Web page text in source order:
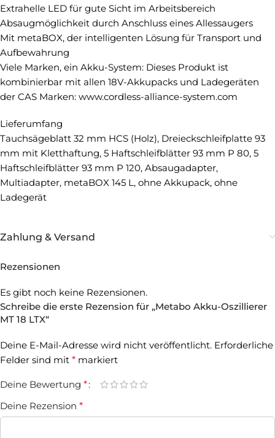
Extrahelle LED für gute Sicht im Arbeitsbereich
Absaugmöglichkeit durch Anschluss eines Allessaugers
Mit metaBOX, der intelligenten Lösung für Transport und
Aufbewahrung
Viele Marken, ein Akku-System: Dieses Produkt ist
kombinierbar mit allen 18V-Akkupacks und Ladegeräten
der CAS Marken: www.cordless-alliance-system.com
Lieferumfang
Tauchsägeblatt 32 mm HCS (Holz), Dreieckschleifplatte 93
mm mit Kletthaftung, 5 Haftschleifblätter 93 mm P 80, 5
Haftschleifblätter 93 mm P 120, Absaugadapter,
Multiadapter, metaBOX 145 L, ohne Akkupack, ohne
Ladegerät
Zahlung & Versand
Rezensionen
Es gibt noch keine Rezensionen.
Schreibe die erste Rezension für „Metabo Akku-Oszillierer
MT 18 LTX“
Deine E-Mail-Adresse wird nicht veröffentlicht. Erforderliche
Felder sind mit * markiert
Deine Bewertung *
Deine Rezension *